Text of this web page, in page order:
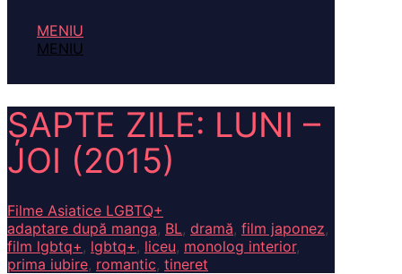
MENIU
MENIU
ȘAPTE ZILE: LUNI –
JOI (2015)
Filme Asiatice LGBTQ+
adaptare după manga, BL, dramă, film japonez,
film lgbtq+ , lgbtq+ , liceu, monolog interior,
prima iubire, romantic, tineret